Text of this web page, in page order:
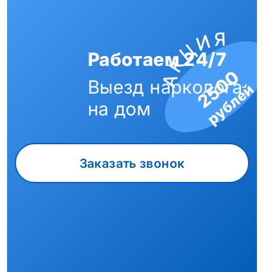
2500
рублей
Работаем 24/7
Выезд нарколога
на дом
Заказать звонок